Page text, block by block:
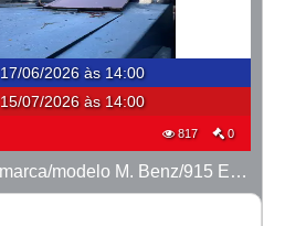
17/06/2026 às 14:00
15/07/2026 às 14:00
817 0
LOTE 31 - RUP4B98, marca/modelo M. Benz/915 E MTX TVAL, ano 2020/2020